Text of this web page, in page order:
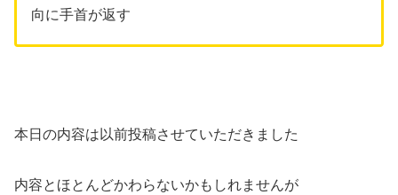
向に手首が返す
本日の内容は以前投稿させていただきました
内容とほとんどかわらないかもしれませんが